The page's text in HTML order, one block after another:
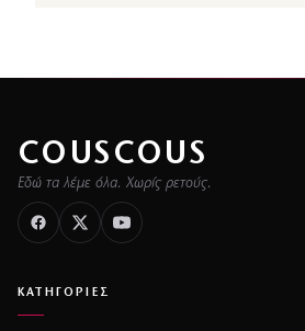
COUSCOUS
Εδώ τα λέμε όλα. Χωρίς ρετούς.
ΚΑΤΗΓΟΡΙΕΣ